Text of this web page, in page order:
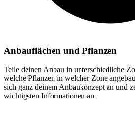
Anbauflächen und Pflanzen
Teile deinen Anbau in unterschiedliche
welche Pflanzen in welcher Zone
sich ganz deinem Anbaukonzept an und
wichtigsten Informationen an.